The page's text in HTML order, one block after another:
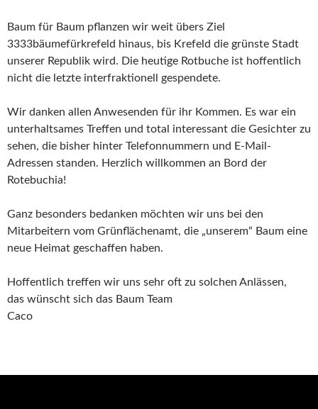
Baum für Baum pflanzen wir weit übers Ziel
3333bäumefürkrefeld hinaus, bis Krefeld die grünste Stadt
unserer Republik wird. Die heutige Rotbuche ist hoffentlich
nicht die letzte interfraktionell gespendete.
Wir danken allen Anwesenden für ihr Kommen. Es war ein
unterhaltsames Treffen und total interessant die Gesichter zu
sehen, die bisher hinter Telefonnummern und E-Mail-
Adressen standen. Herzlich willkommen an Bord der
Rotebuchia!
Ganz besonders bedanken möchten wir uns bei den
Mitarbeitern vom Grünflächenamt, die „unserem“ Baum eine
neue Heimat geschaffen haben.
Hoffentlich treffen wir uns sehr oft zu solchen Anlässen,
das wünscht sich das Baum Team
Caco